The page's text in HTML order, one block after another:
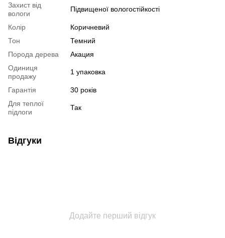
Захист від
вологи
Підвищеної вологостійкості
Колір
Коричневий
Тон
Темний
Порода дерева
Акация
Одиниця
продажу
1 упаковка
Гарантія
30 років
Для теплої
підлоги
Так
Відгуки
Додайте перший відгук